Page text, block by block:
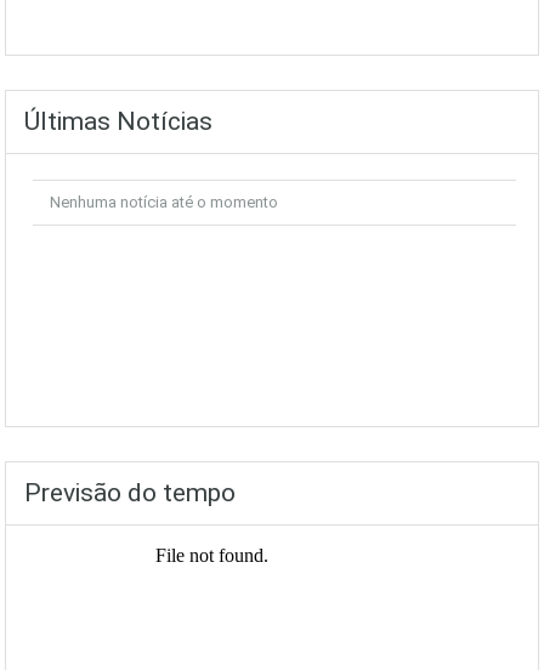
Últimas Notícias
Nenhuma notícia até o momento
Previsão do tempo